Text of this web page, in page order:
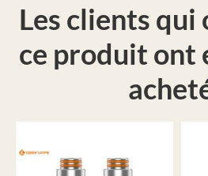
Les clients qui
ce produit ont